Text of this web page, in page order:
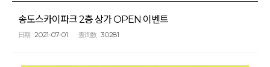
송도스카이파크 2층 상가 OPEN 이벤트
日期 2021-07-01 查询数 30281